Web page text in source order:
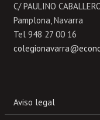
C/ PAULINO
Pamplona, Navarra
Tel 948 27 00 16
Aviso legal